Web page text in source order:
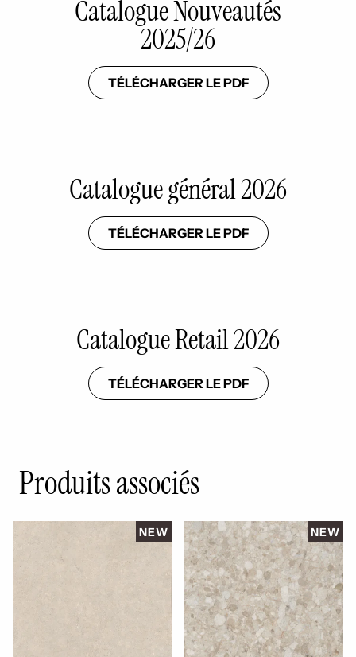
Catalogue Nouveautés
2025/26
TÉLÉCHARGER LE PDF
Catalogue général 2026
TÉLÉCHARGER LE PDF
Catalogue Retail 2026
TÉLÉCHARGER LE PDF
Produits associés
NEW NEW